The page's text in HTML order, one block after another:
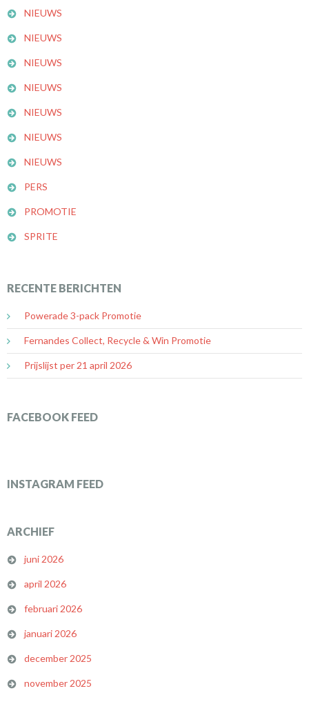
NIEUWS
NIEUWS
NIEUWS
NIEUWS
NIEUWS
NIEUWS
NIEUWS
PERS
PROMOTIE
SPRITE
RECENTE BERICHTEN
Powerade 3-pack Promotie
Fernandes Collect, Recycle & Win Promotie
Prijslijst per 21 april 2026
FACEBOOK FEED
INSTAGRAM FEED
ARCHIEF
juni 2026
april 2026
februari 2026
januari 2026
december 2025
november 2025